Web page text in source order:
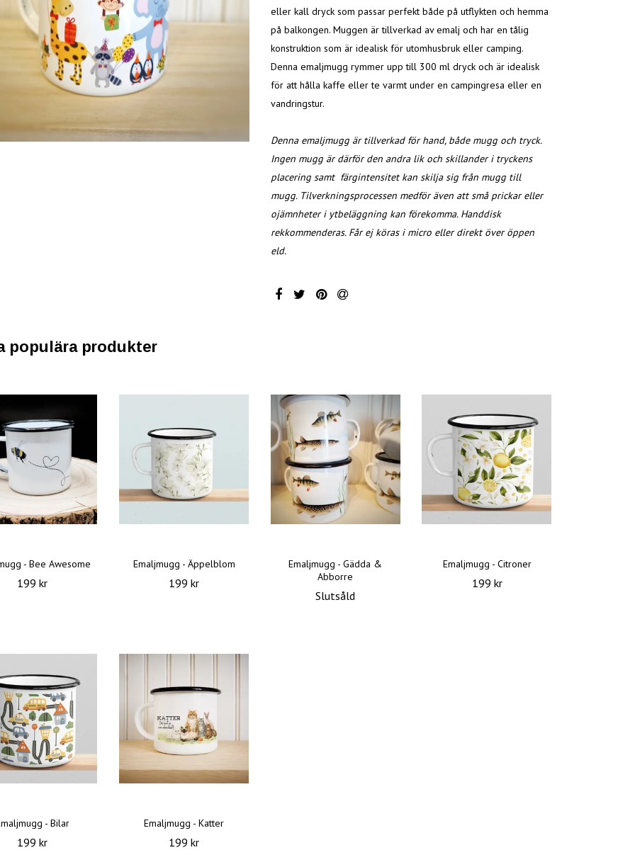
eller kall dryck som passar perfekt både på utflykten och hemma
på balkongen. Muggen är tillverkad av emalj och har en tålig
konstruktion som är idealisk för utomhusbruk eller camping.
Denna emaljmugg rymmer upp till 300 ml dryck och är idealisk
för att hålla kaffe eller te varmt under en campingresa eller en
vandringstur.
Denna emaljmugg är tillverkad för hand, både mugg och tryck.
Ingen mugg är därför den andra lik och skillander i tryckens
placering samt färgintensitet kan skilja sig från mugg till
mugg. Tilverkningsprocessen medför även att små prickar eller
ojämnheter i ytbeläggning kan förekomma.Handdisk
rekkommenderas. Får ej köras i micro eller direkt över öppen
eld.
populära produkter
- Bee Awesome
199 kr
Emaljmugg - Äppelblom
199 kr
Emaljmugg - Gädda &
Abborre
Slutsåld
Emaljmugg - Citroner
199 kr
- Bilar
199 kr
Emaljmugg - Katter
199 kr